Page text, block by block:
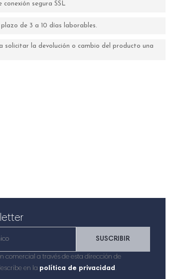
segura SSL
de 3 a 10 días laborables.
solicitar la devolución o cambio del producto una
SUSCRIBIR
comercial a través de esta dirección de
en la política de privacidad.